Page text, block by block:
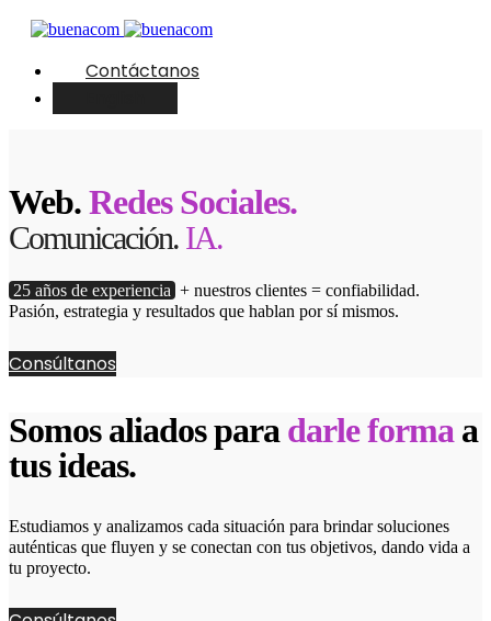
Contáctanos
Web.Redes Sociales.
Comunicación. IA.
25 años de experiencia + nuestros clientes = confiabilidad.
Pasión, estrategia y resultados que hablan por sí mismos.
Consúltanos
Somos aliados para darle forma a
tus ideas.
Estudiamos y analizamos cada situación para brindar soluciones
auténticas que fluyen y se conectan con tus objetivos, dando vida a
tu proyecto.